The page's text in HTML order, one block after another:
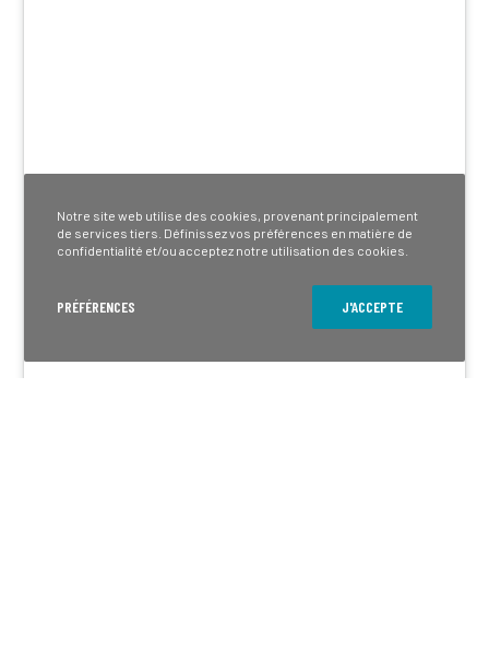
Notre site web utilise des cookies, provenant principalement
de services tiers. Définissez vos préférences en matière de
confidentialité et/ou acceptez notre utilisation des cookies.
PRÉFÉRENCES J'ACCEPTE